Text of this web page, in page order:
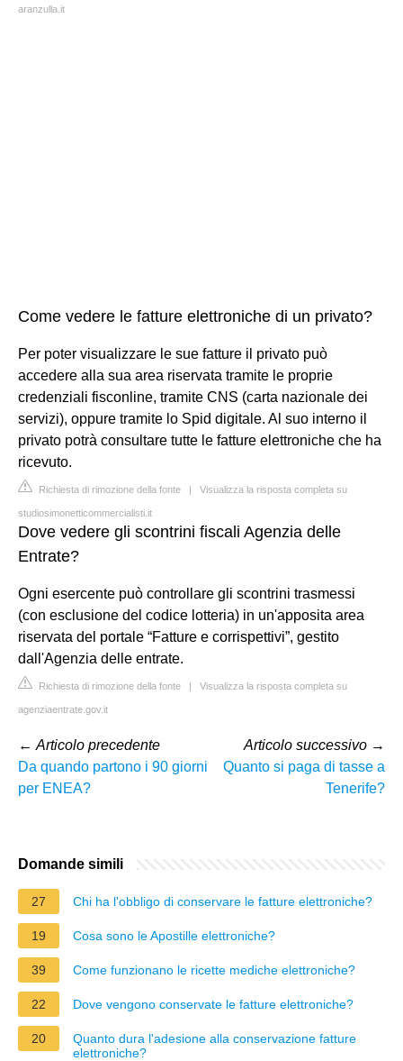
aranzulla.it
Come vedere le fatture elettroniche di un privato?
Per poter visualizzare le sue fatture il privato può
accedere alla sua area riservata tramite le proprie
credenziali fisconline, tramite CNS (carta nazionale dei
servizi), oppure tramite lo Spid digitale. Al suo interno il
privato potrà consultare tutte le fatture elettroniche che ha
ricevuto.
Richiesta di rimozione della fonte | Visualizza la risposta completa su
studiosimonetticommercialisti.it
Dove vedere gli scontrini fiscali Agenzia delle
Entrate?
Ogni esercente può controllare gli scontrini trasmessi
(con esclusione del codice lotteria) in un'apposita area
riservata del portale “Fatture e corrispettivi”, gestito
dall'Agenzia delle entrate.
Richiesta di rimozione della fonte | Visualizza la risposta completa su
agenziaentrate.gov.it
← Articolo precedente
Da quando partono i 90 giorni
per ENEA?
Articolo successivo →
Quanto si paga di tasse a
Tenerife?
Domande simili
27 Chi ha l'obbligo di conservare le fatture elettroniche?
19 Cosa sono le Apostille elettroniche?
39 Come funzionano le ricette mediche elettroniche?
22 Dove vengono conservate le fatture elettroniche?
20
Quanto dura l'adesione alla conservazione fatture
elettroniche?